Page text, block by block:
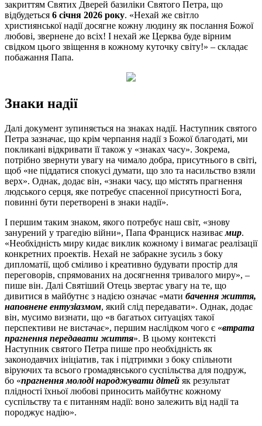
закриттям Святих Дверей базиліки Святого Петра, що
відбудеться 6 січня 2026 року. «Нехай же світло
християнської надії досягне кожну людину як послання Божої
любові, звернене до всіх! І нехай же Церква буде вірним
свідком цього звіщення в кожному куточку світу!» – складає
побажання Папа.
Знаки надії
Далі документ зупиняється на знаках надії. Наступник святого
Петра зазначає, що крім черпання надії з Божої благодаті, ми
покликані відкривати її також у «знаках часу». Зокрема,
потрібно звернути увагу на чимало добра, присутнього в світі,
щоб «не піддатися спокусі думати, що зло та насильство взяли
верх». Однак, додає він, «знаки часу, що містять прагнення
людського серця, яке потребує спасенної присутності Бога,
повинні бути перетворені в знаки надії».
І першим таким знаком, якого потребує наш світ, «знову
занурений у трагедію війни», Папа Франциск називаємир.
«Необхідність миру кидає виклик кожному і вимагає реалізації
конкретних проектів. Нехай не забракне зусиль з боку
дипломатії, щоб сміливо і креативно будувати простір для
переговорів, спрямованих на досягнення тривалого миру», –
пише він. Далі Святіший Отець звертає увагу на те, що
дивитися в майбутнє з надією означає «мати бачення життя,
наповнене ентузіазмом, який слід передавати». Однак, додає
він, мусимо визнати, що «в багатьох ситуаціях такої
перспективи не вистачає», першим наслідком чого є «втрата
прагнення передавати життя». В цьому контексті
Наступник святого Петра пише про необхідність як
законодавчих ініціатив, так і підтримки з боку спільноти
віруючих та всього громадянського суспільства для подруж,
бо «прагнення молоді народжувати дітей як результат
плідності їхньої любові приносить майбутнє кожному
суспільству та є питанням надії: воно залежить від надії та
породжує надію».